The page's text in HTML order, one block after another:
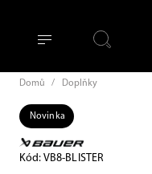
Domů / Doplňky
Novinka
Kód: VB8-BLISTER